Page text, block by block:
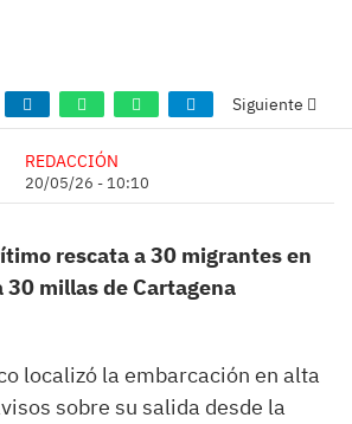
Siguiente
REDACCIÓN
20/05/26 - 10:10
rescata a 30 migrantes en
30 millas de Cartagena
localizó la embarcación en alta
sobre su salida desde la